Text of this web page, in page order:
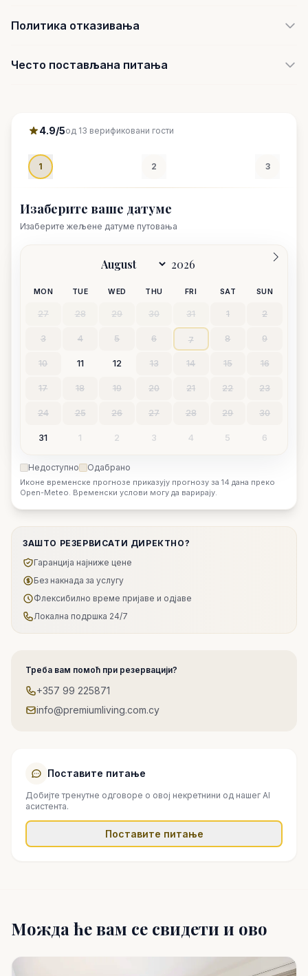
Политика отказивања
Често постављана питања
4.9/5од 13 верификовани гости
1 2 3
Изаберите ваше датуме
Изаберите жељене датуме путовања
MON TUE WED THU FRI SAT SUN
27 28 29 30 31 1 2
3 4 5 6 7 8 9
10 11 12 13 14 15 16
17 18 19 20 21 22 23
24 25 26 27 28 29 30
31 1 2 3 4 5 6
Недоступно Одабрано
Иконе временске прогнозе приказују прогнозу за 14 дана преко
Open-Meteo. Временски услови могу да варирају.
ЗАШТО РЕЗЕРВИСАТИ ДИРЕКТНО?
Гаранција најниже цене
Без накнада за услугу
Флексибилно време пријаве и одјаве
Локална подршка 24/7
Треба вам помоћ при резервацији?
+357 99 225871
info@premiumliving.com.cy
Поставите питање
Добијте тренутне одговоре о овој некретнини од нашег AI
асистента.
Поставите питање
Можда ће вам се свидети и ово